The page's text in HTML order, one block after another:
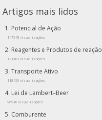
Artigos mais lidos
Potencial de Ação
147548 visualizações
Reagentes e Produtos de reação
121181 visualizações
Transporte Ativo
118459 visualizações
Lei de Lambert–Beer
96940 visualizações
Comburente